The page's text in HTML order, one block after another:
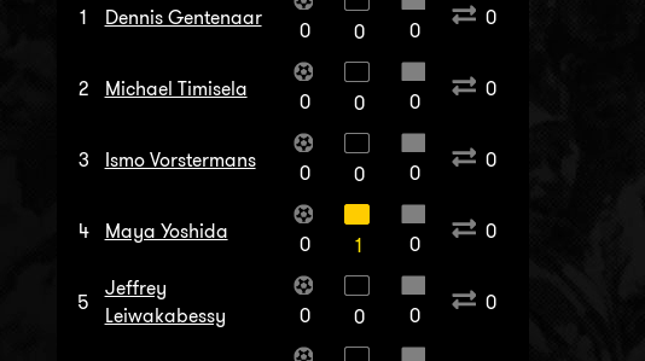
1 Dennis Gentenaar
0 0 0
0
2 Michael Timisela
0 0 0
0
3 Ismo Vorstermans
0 0 0
0
4 Maya Yoshida
0 1 0
0
5
Jeffrey
Leiwakabessy
0 0 0
0